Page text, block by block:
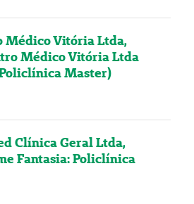
Médico Vitória Ltda,
Médico Vitória Ltda
Master)
Clínica Geral Ltda,
Fantasia: Policlínica